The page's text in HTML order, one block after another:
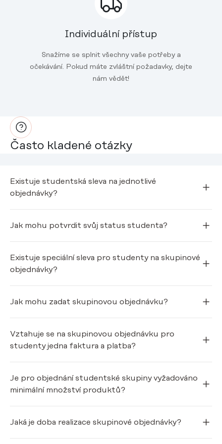
Individuální přístup
Snažíme se splnit všechny vaše potřeby a
očekávání. Pokud máte zvláštní požadavky, dejte
nám vědět!
Často kladené otázky
Existuje studentská sleva na jednotlivé
objednávky?
Jak mohu potvrdit svůj status studenta?
Existuje speciální sleva pro studenty na skupinové
objednávky?
Jak mohu zadat skupinovou objednávku?
Vztahuje se na skupinovou objednávku pro
studenty jedna faktura a platba?
Je pro objednání studentské skupiny vyžadováno
minimální množství produktů?
Jaká je doba realizace skupinové objednávky?